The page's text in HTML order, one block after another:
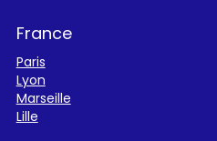
France
Paris
Lyon
Marseille
Lille